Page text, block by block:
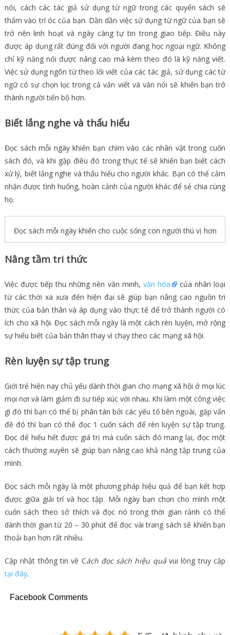
nói, cách các tác giả sử dụng từ ngữ trong các quyển sách sẽ
thấm vào trí óc của bạn. Dần dần việc sử dụng từ ngữ của bạn sẽ
trở nên linh hoạt và ngày càng tự tin trong giao tiếp. Điều này
được áp dụng rất đúng đối với người đang học ngoại ngữ. Không
chỉ kỹ năng nói được nâng cao mà kèm theo đó là kỹ năng viết.
Việc sử dụng ngôn từ theo lối viết của các tác giả, sử dụng các từ
ngữ có sự chọn lọc trong cả văn viết và văn nói sẽ khiến bạn trở
thành người tiến bộ hơn.
Biết lắng nghe và thấu hiểu
Đọc sách mỗi ngày khiến bạn chìm vào các nhân vật trong cuốn
sách đó, và khi gặp điều đó trong thực tế sẽ khiến bạn biết cách
xử lý, biết lắng nghe và thấu hiểu cho người khác. Bạn có thể cảm
nhận được tình huống, hoàn cảnh của người khác để sẻ chia cùng
họ.
Đọc sách mỗi ngày khiến cho cuộc sống con người thú vị hơn
Nâng tầm tri thức
Việc được tiếp thu những nền văn minh, văn hóa
của nhân loại
từ các thời xa xưa đến hiện đại sẽ giúp bạn nâng cao nguồn tri
thức của bản thân và áp dụng vào thực tế để trở thành người có
ích cho xã hội. Đọc sách mỗi ngày là một cách rèn luyện, mở rộng
sự hiểu biết của bản thân thay vì chạy theo các mạng xã hội.
Rèn luyện sự tập trung
Giới trẻ hiện nay chủ yếu dành thời gian cho mạng xã hội ở mọi lúc
mọi nơi và làm giảm đi sự tiếp xúc với nhau. Khi làm một công việc
gì đó thì bạn có thể bị phân tán bởi các yếu tố bên ngoài, gặp vấn
đề đó thì bạn có thể đọc 1 cuốn sách để rèn luyện sự tập trung.
Đọc để hiểu hết được giá trị mà cuốn sách đó mang lại, đọc một
cách thường xuyên sẽ giúp bạn nâng cao khả năng tập trung của
mình.
Đọc sách mỗi ngày là một phương pháp hiệu quả để bạn kết hợp
được giữa giải trí và học tập. Mỗi ngày bạn chọn cho mình một
cuốn sách theo sở thích và đọc nó trong thời gian rảnh có thể
dành thời gian từ 20 – 30 phút để đọc vài trang sách sẽ khiến bạn
thoải bạn hơn rất nhiều.
Cập nhật thông tin về Cách đọc sách hiệu quảvui lòng truy cập
tại đây.
Facebook Comments